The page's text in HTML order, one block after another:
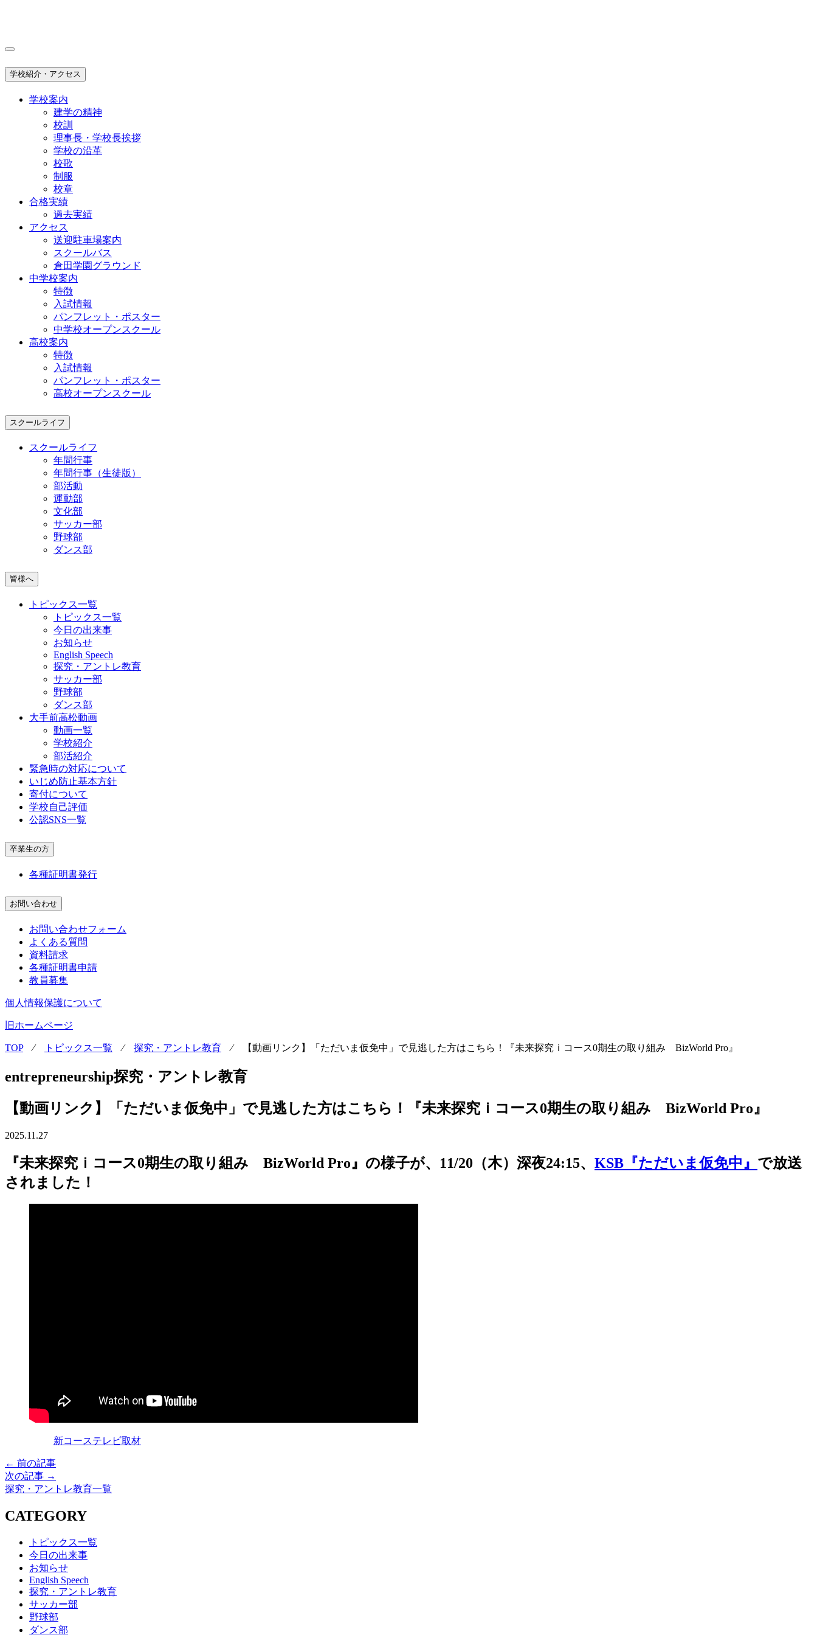
学校紹介・アクセス
学校案内
建学の精神
校訓
理事長・学校長挨拶
学校の沿革
校歌
制服
校章
合格実績
過去実績
アクセス
送迎駐車場案内
スクールバス
倉田学園グラウンド
中学校案内
特徴
入試情報
パンフレット・ポスター
中学校オープンスクール
高校案内
特徴
入試情報
パンフレット・ポスター
高校オープンスクール
スクールライフ
スクールライフ
年間行事
年間行事（生徒版）
部活動
運動部
文化部
サッカー部
野球部
ダンス部
皆様へ
トピックス一覧
トピックス一覧
今日の出来事
お知らせ
English Speech
探究・アントレ教育
サッカー部
野球部
ダンス部
大手前高松動画
動画一覧
学校紹介
部活紹介
緊急時の対応について
いじめ防止基本方針
寄付について
学校自己評価
公認SNS一覧
卒業生の方
各種証明書発行
お問い合わせ
お問い合わせフォーム
よくある質問
資料請求
各種証明書申請
教員募集
個人情報保護について
旧ホームページ
TOP⁄ トピックス一覧 ⁄ 探究・アントレ教育 ⁄ 【動画リンク】「ただいま仮免中」で見逃した方はこちら！『未来探究ｉコース0期生の取り組み BizWorld Pro』
entrepreneurship探究・アントレ教育
【動画リンク】「ただいま仮免中」で見逃した方はこちら！『未来探究ｉコース0期生の取り組み BizWorld Pro』
2025.11.27
『未来探究ｉコース0期生の取り組み BizWorld Pro』の様子が、11/20（木）深夜24:15、 KSB『ただいま仮免中』 で放送
されました！
新コーステレビ取材
← 前の記事
次の記事 →
探究・アントレ教育一覧
CATEGORY
トピックス一覧
今日の出来事
お知らせ
English Speech
探究・アントレ教育
サッカー部
野球部
ダンス部